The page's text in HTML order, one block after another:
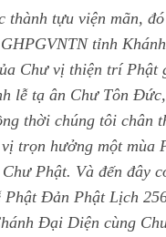
thành tựu viện mãn,
tỉnh
Chư vị thiện trí Phật
lễ tạ ân Chư Tôn
thời chúng tôi chân
trọn hưởng một
Phật. Và đến đây
Đản Phật Lịch
Đại Diện cùng